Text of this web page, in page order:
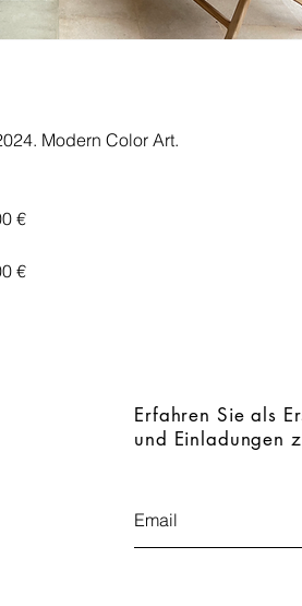
Modern Color Art.
€
€
Erfahren Sie als
und Einladungen